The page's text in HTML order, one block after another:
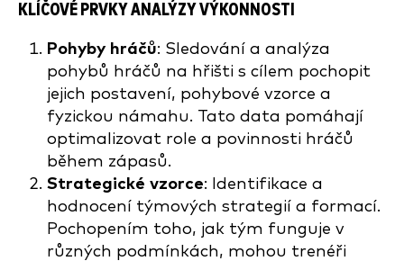
KLÍČOVÉ PRVKY ANALÝZY VÝKONNOSTI
Pohyby hráčů: Sledování a analýza
pohybů hráčů na hřišti s cílem pochopit
jejich postavení, pohybové vzorce a
fyzickou námahu. Tato data pomáhají
optimalizovat role a povinnosti hráčů
během zápasů.
Strategické vzorce: Identifikace a
hodnocení týmových strategií a formací.
Pochopením toho, jak tým funguje v
různých podmínkách, mohou trenéři